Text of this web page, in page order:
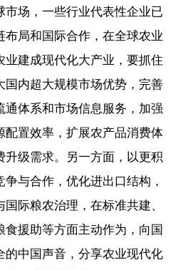
市场，一些行业代表性企业已
布局和国际合作，在全球农业
业建成现代化大产业，要抓住
国内超大规模市场优势，完善
通体系和市场信息服务，加强
配置效率，扩展农产品消费体
升级需求。另一方面，以更积
与合作，优化进出口结构，
际粮农治理，在标准共建、
援助等方面主动作为，向国
的中国声音，分享农业现代化